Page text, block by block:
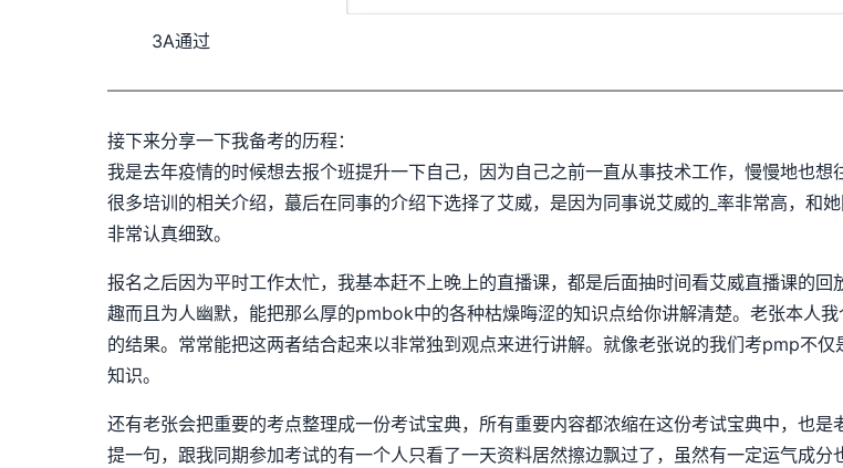
3A通过
接下来分享一下我备考的历程：
我是去年疫情的时候想去报个班提升一下自己，因为自己之前一直从事技术工作，慢慢地也
很多培训的相关介绍，蕞后在同事的介绍下选择了艾威，是因为同事说艾威的_率非常高，和
非常认真细致。
报名之后因为平时工作太忙，我基本赶不上晚上的直播课，都是后面抽时间看艾威直播课的
趣而且为人幽默，能把那么厚的pmbok中的各种枯燥晦涩的知识点给你讲解清楚。老张本人
的结果。常常能把这两者结合起来以非常独到观点来进行讲解。就像老张说的我们考pmp不
知识。
还有老张会把重要的考点整理成一份考试宝典，所有重要内容都浓缩在这份考试宝典中，也
提一句，跟我同期参加考试的有一个人只看了一天资料居然擦边飘过了，虽然有一定运气成